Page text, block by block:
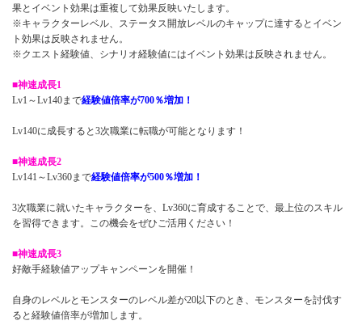
果とイベント効果は重複して効果反映いたします。
※キャラクターレベル、ステータス開放レベルのキャップに達するとイベン
ト効果は反映されません。
※クエスト経験値、シナリオ経験値にはイベント効果は反映されません。
■神速成長1
Lv1～Lv140まで経験値倍率が700％増加！
Lv140に成長すると3次職業に転職が可能となります！
■神速成長2
Lv141～Lv360まで経験値倍率が500％増加！
3次職業に就いたキャラクターを、Lv360に育成することで、最上位のスキル
を習得できます。この機会をぜひご活用ください！
■神速成長3
好敵手経験値アップキャンペーンを開催！
自身のレベルとモンスターのレベル差が20以下のとき、モンスターを討伐す
ると経験値倍率が増加します。